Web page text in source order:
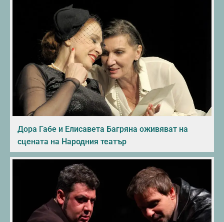
Дора Габе и Елисавета Багряна оживяват на
сцената на Народния театър